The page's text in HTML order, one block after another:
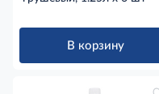
В корзину